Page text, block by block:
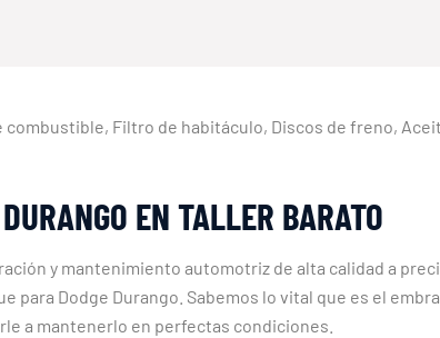
Filtro de habitáculo, Discos de freno,
EN TALLER BARATO
y mantenimiento automotriz de alta calidad a
para Dodge Durango. Sabemos lo vital que es el
a mantenerlo en perfectas condiciones.